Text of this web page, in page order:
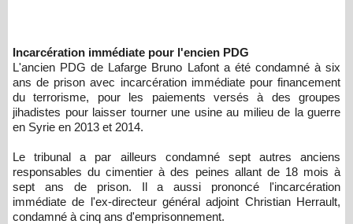
Incarcération immédiate pour l'encien PDG
L'ancien PDG de Lafarge Bruno Lafont a été condamné à six
ans de prison avec incarcération immédiate pour financement
du terrorisme, pour les paiements versés à des groupes
jihadistes pour laisser tourner une usine au milieu de la guerre
en Syrie en 2013 et 2014.
Le tribunal a par ailleurs condamné sept autres anciens
responsables du cimentier à des peines allant de 18 mois à
sept ans de prison. Il a aussi prononcé l'incarcération
immédiate de l'ex-directeur général adjoint Christian Herrault,
condamné à cinq ans d'emprisonnement.